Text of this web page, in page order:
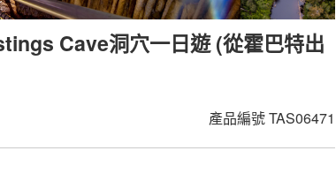
Cave洞穴一日遊 (從霍巴特出
產品編號TAS06471